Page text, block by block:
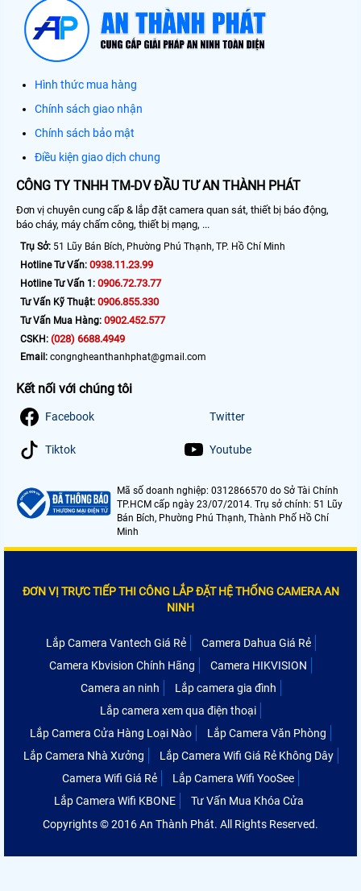
Hình thức mua hàng
Chính sách giao nhận
Chính sách bảo mật
Điều kiện giao dịch chung
CÔNG TY TNHH TM-DV ĐẦU TƯ AN THÀNH PHÁT
Đơn vị chuyên cung cấp & lắp đặt camera quan sát, thiết bị báo động,
báo cháy, máy chấm công, thiết bị mạng, ...
Trụ Sở: 51 Lũy Bán Bích, Phường Phú Thạnh, TP. Hồ Chí Minh
Hotline Tư Vấn: 0938.11.23.99
Hotline Tư Vấn 1: 0906.72.73.77
Tư Vấn Kỹ Thuật: 0906.855.330
Tư Vấn Mua Hàng: 0902.452.577
CSKH: (028) 6688.4949
Email: congngheanthanhphat@gmail.com
Kết nối với chúng tôi
Facebook Twitter
Tiktok Youtube
Mã số doanh nghiệp: 0312866570 do Sở Tài Chính
TP.HCM cấp ngày 23/07/2014. Trụ sở chính: 51 Lũy
Bán Bích, Phường Phú Thạnh, Thành Phố Hồ Chí
Minh
ĐƠN VỊ TRỰC TIẾP THI CÔNG LẮP ĐẶT HỆ THỐNG CAMERA AN
NINH
Lắp Camera Vantech Giá Rẻ
Camera Dahua Giá Rẻ
Camera Kbvision Chính Hãng
Camera HIKVISION
Camera an ninh
Lắp camera gia đình
Lắp camera xem qua điện thoại
Lắp Camera Cửa Hàng Loại Nào
Lắp Camera Văn Phòng
Lắp Camera Nhà Xưởng
Lắp Camera Wifi Giá Rẻ Không Dây
Camera Wifi Giá Rẻ
Lắp Camera Wifi YooSee
Lắp Camera Wifi KBONE
Tư Vấn Mua Khóa Cửa
Copyrights © 2016 An Thành Phát. All Rights Reserved.